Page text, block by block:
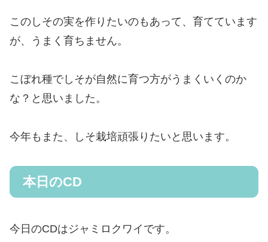
このしその実を作りたいのもあって、育てています
が、うまく育ちません。
こぼれ種でしそが自然に育つ方がうまくいくのか
な？と思いました。
今年もまた、しそ栽培頑張りたいと思います。
本日のCD
今日のCDはジャミロクワイです。